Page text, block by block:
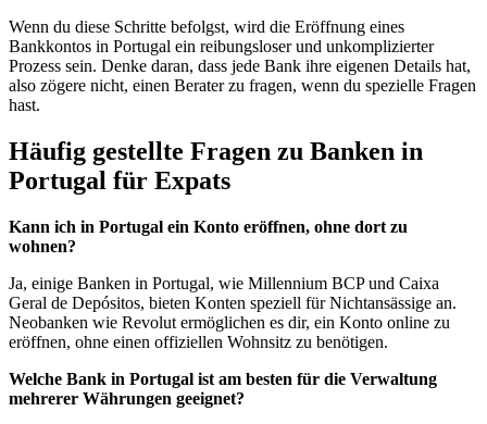
Wenn du diese Schritte befolgst, wird die Eröffnung eines
Bankkontos in Portugal ein reibungsloser und unkomplizierter
Prozess sein. Denke daran, dass jede Bank ihre eigenen Details hat,
also zögere nicht, einen Berater zu fragen, wenn du spezielle Fragen
hast.
Häufig gestellte Fragen zu Banken in
Portugal für Expats
Kann ich in Portugal ein Konto eröffnen, ohne dort zu
wohnen?
Ja, einige Banken in Portugal, wie Millennium BCP und Caixa
Geral de Depósitos, bieten Konten speziell für Nichtansässige an.
Neobanken wie Revolut ermöglichen es dir, ein Konto online zu
eröffnen, ohne einen offiziellen Wohnsitz zu benötigen.
Welche Bank in Portugal ist am besten für die Verwaltung
mehrerer Währungen geeignet?